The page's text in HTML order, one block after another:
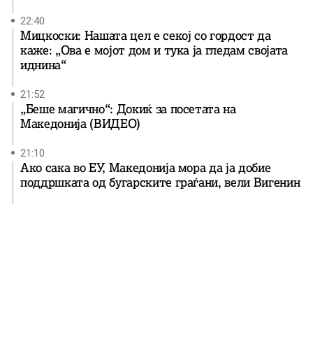
22:40
Мицкоски: Нашата цел е секој со гордост да
каже: „Ова е мојот дом и тука ја гледам својата
иднина“
21:52
„Беше магично“: Докиќ за посетата на
Македонија (ВИДЕО)
21:10
Ако сака во ЕУ, Македонија мора да ја добие
поддршката од бугарските граѓани, вели Вигенин